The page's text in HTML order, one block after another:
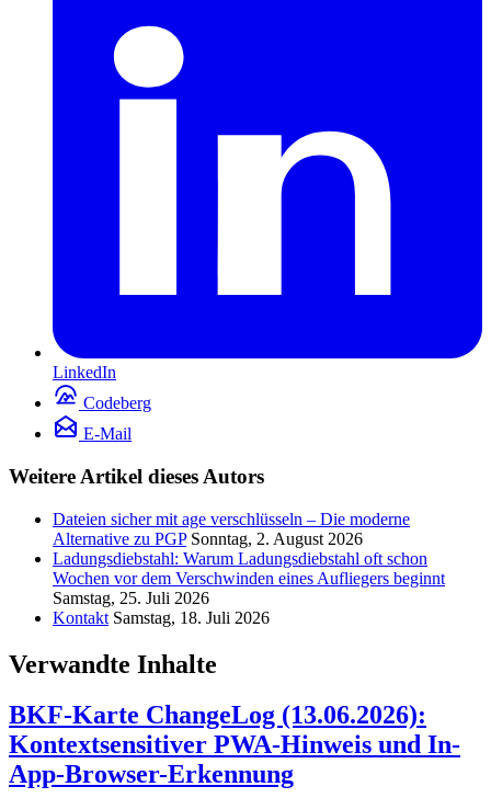
LinkedIn
Codeberg
E-Mail
Weitere Artikel dieses Autors
Dateien sicher mit age verschlüsseln – Die moderne
Alternative zu PGP Sonntag, 2. August 2026
Ladungsdiebstahl: Warum Ladungsdiebstahl oft schon
Wochen vor dem Verschwinden eines Aufliegers beginnt
Samstag, 25. Juli 2026
Kontakt Samstag, 18. Juli 2026
Verwandte Inhalte
BKF-Karte ChangeLog (13.06.2026):
Kontextsensitiver PWA-Hinweis und In-
App-Browser-Erkennung